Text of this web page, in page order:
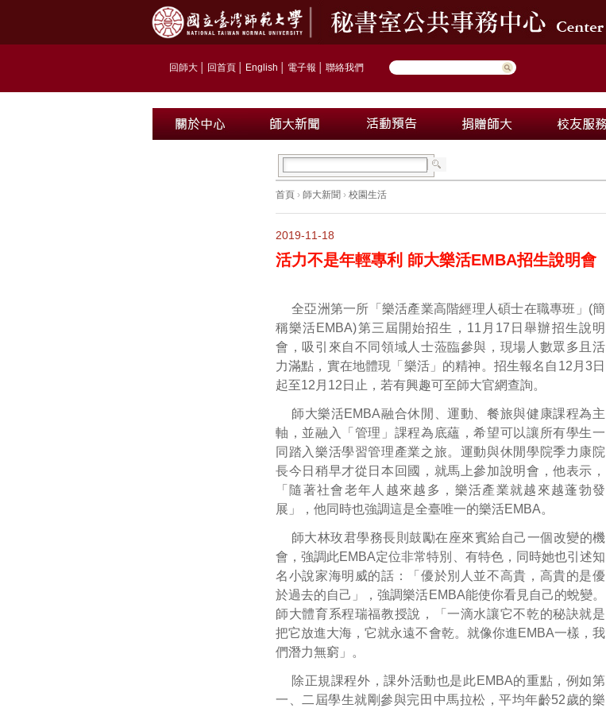
回師大 回首頁 English 電子報 聯絡我們
首頁 › 師大新聞 › 校園生活
2019-11-18
活力不是年輕專利 師大樂活EMBA招生說明會
全亞洲第一所「樂活產業高階經理人碩士在職專班」(簡
稱樂活EMBA)第三屆開始招生，11月17日舉辦招生說明
會，吸引來自不同領域人士蒞臨參與，現場人數眾多且活
力滿點，實在地體現「樂活」的精神。招生報名自12月3日
起至12月12日止，若有興趣可至師大官網查詢。
師大樂活EMBA融合休閒、運動、餐旅與健康課程為主
軸，並融入「管理」課程為底蘊，希望可以讓所有學生一
同踏入樂活學習管理產業之旅。運動與休閒學院季力康院
長今日稍早才從日本回國，就馬上參加說明會，他表示，
「隨著社會老年人越來越多，樂活產業就越來越蓬勃發
展」，他同時也強調這是全臺唯一的樂活EMBA。
師大林玫君學務長則鼓勵在座來賓給自己一個改變的機
會，強調此EMBA定位非常特別、有特色，同時她也引述知
名小說家海明威的話：「優於別人並不高貴，高貴的是優
於過去的自己」，強調樂活EMBA能使你看見自己的蛻變。
師大體育系程瑞福教授說，「一滴水讓它不乾的秘訣就是
把它放進大海，它就永遠不會乾。就像你進EMBA一樣，我
們潛力無窮」。
除正規課程外，課外活動也是此EMBA的重點，例如第
一、二屆學生就剛參與完田中馬拉松，平均年齡52歲的樂